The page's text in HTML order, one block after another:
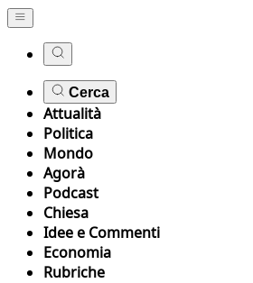
Cerca
Attualità
Politica
Mondo
Agorà
Podcast
Chiesa
Idee e Commenti
Economia
Rubriche